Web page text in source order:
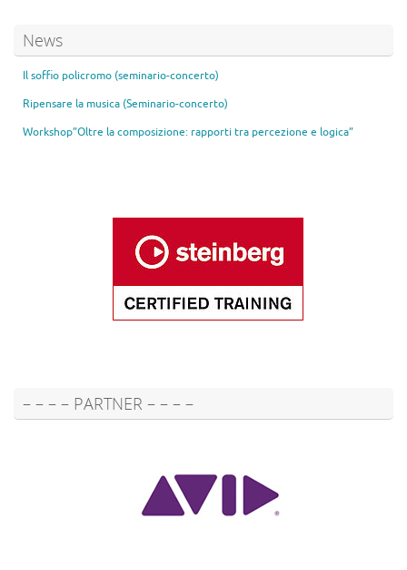
News
Il soffio policromo (seminario-concerto)
Ripensare la musica (Seminario-concerto)
Workshop”Oltre la composizione: rapporti tra percezione e logica”
– – – – PARTNER – – – –